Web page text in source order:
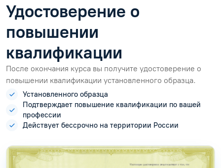
Удостоверение о
повышении
квалификации
После окончания курса вы получите удостоверение о
повышении квалификации установленного образца.
Установленного образца
Подтверждает повышение квалификации по вашей
профессии
Действует бессрочно на территории России